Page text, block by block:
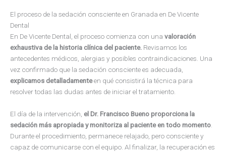
El proceso de la sedación consciente en Granada en De Vicente
Dental
En De Vicente Dental, el proceso comienza con una valoración
exhaustiva de la historia clínica del paciente. Revisamos los
antecedentes médicos, alergias y posibles contraindicaciones. Una
vez confirmado que la sedación consciente es adecuada,
explicamos detalladamenteen qué consistirá la técnica para
resolver todas las dudas antes de iniciar el tratamiento.
El día de la intervención, el Dr. Francisco Bueno proporciona la
sedación más apropiada y monitoriza al paciente en todo momento
Durante el procedimiento, permanece relajado, pero consciente y
capaz de comunicarse con el equipo. Al finalizar, la recuperación es